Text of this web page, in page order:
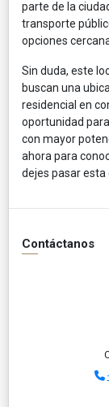
parte de la
transporte
opciones
Sin duda, este
buscan una
residencial en
oportunidad
con mayor
ahora para
dejes pasar esta
Contáctanos